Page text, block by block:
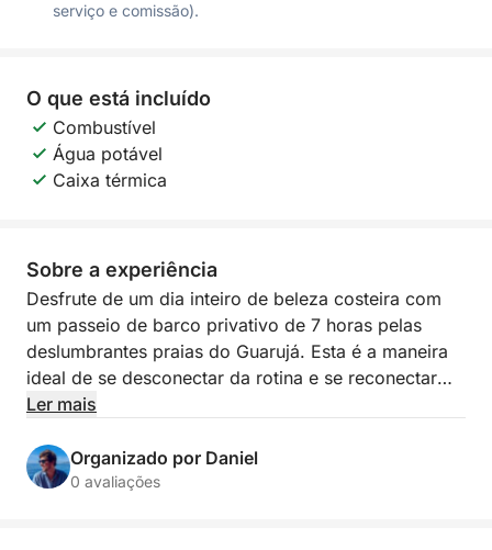
serviço e comissão).
O que está incluído
Combustível
Água potável
Caixa térmica
Sobre a experiência
Desfrute de um dia inteiro de beleza costeira com
um passeio de barco privativo de 7 horas pelas
deslumbrantes praias do Guarujá. Esta é a maneira
ideal de se desconectar da rotina e se reconectar
com a natureza, enquanto aprecia a brisa do mar, as
Imagine-se deslizando por águas cristalinas,
Ler mais
Organizado por Daniel
0 avaliações